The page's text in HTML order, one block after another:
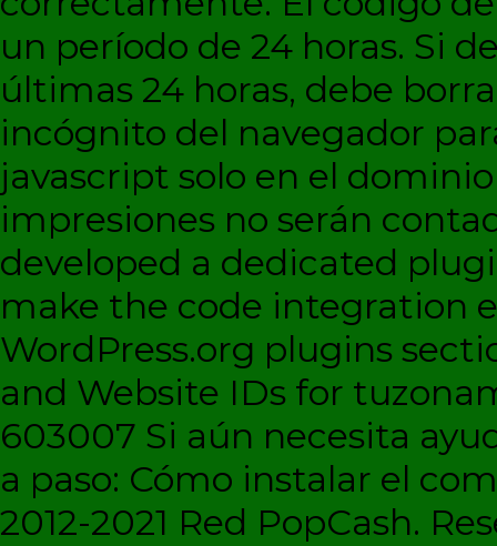
un período de 24 horas. Si
últimas 24 horas, debe
incógnito del navegador
javascript solo en el
impresiones no serán
developed a dedicated
make the code integration
WordPress.org plugins
and Website IDs for
603007 Si aún necesita
a paso: Cómo instalar el
2012-2021 Red PopCash.